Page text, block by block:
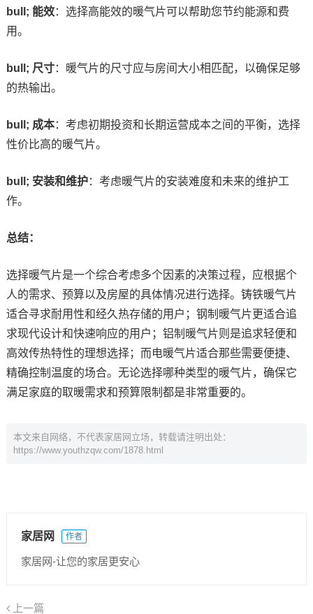
bull; 能效：选择高能效的暖气片可以帮助您节约能源和费
用。
bull; 尺寸：暖气片的尺寸应与房间大小相匹配，以确保足够
的热输出。
bull; 成本：考虑初期投资和长期运营成本之间的平衡，选择
性价比高的暖气片。
bull; 安装和维护：考虑暖气片的安装难度和未来的维护工
作。
总结：
选择暖气片是一个综合考虑多个因素的决策过程，应根据个
人的需求、预算以及房屋的具体情况进行选择。铸铁暖气片
适合寻求耐用性和经久热存储的用户；钢制暖气片更适合追
求现代设计和快速响应的用户；铝制暖气片则是追求轻便和
高效传热特性的理想选择；而电暖气片适合那些需要便捷、
精确控制温度的场合。无论选择哪种类型的暖气片，确保它
满足家庭的取暖需求和预算限制都是非常重要的。
本文来自网络，不代表家居网立场，转载请注明出处：
https://www.youthzqw.com/1878.html
家居网 作者
家居网-让您的家居更安心
上一篇